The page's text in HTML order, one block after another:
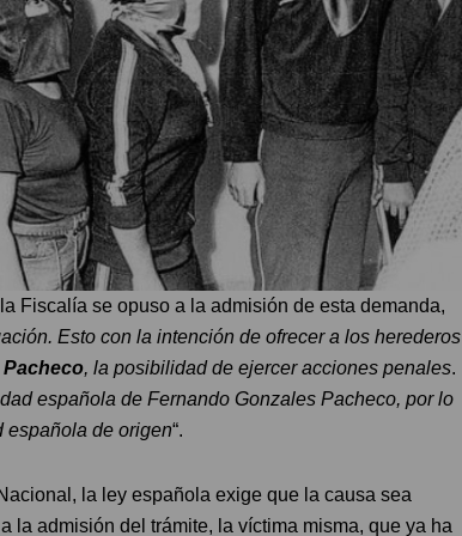
Fiscalía se opuso a la admisión de esta demanda,
Esto con la intención de ofrecer a los herederos
, la posibilidad de ejercer acciones penales.
española de Fernando Gonzales Pacheco, por lo
española de origen“.
la ley española exige que la causa sea
la admisión del trámite, la víctima misma, que ya ha